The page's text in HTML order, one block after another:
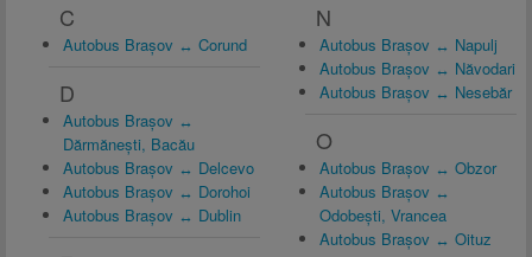
C
Autobus Brașov ↔ Corund
D
Autobus Brașov ↔
Dărmănești, Bacău
Autobus Brașov ↔ Delcevo
Autobus Brașov ↔ Dorohoi
Autobus Brașov ↔ Dublin
N
Autobus Brașov ↔ Napulj
Autobus Brașov ↔ Năvodari
Autobus Brașov ↔ Nesebăr
O
Autobus Brașov ↔ Obzor
Autobus Brașov ↔
Odobești, Vrancea
Autobus Brașov ↔ Oituz